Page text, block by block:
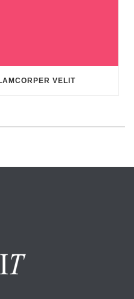
VELIT